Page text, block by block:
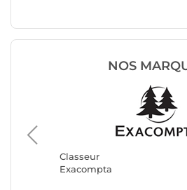
NOS
Classeur
Exacompta